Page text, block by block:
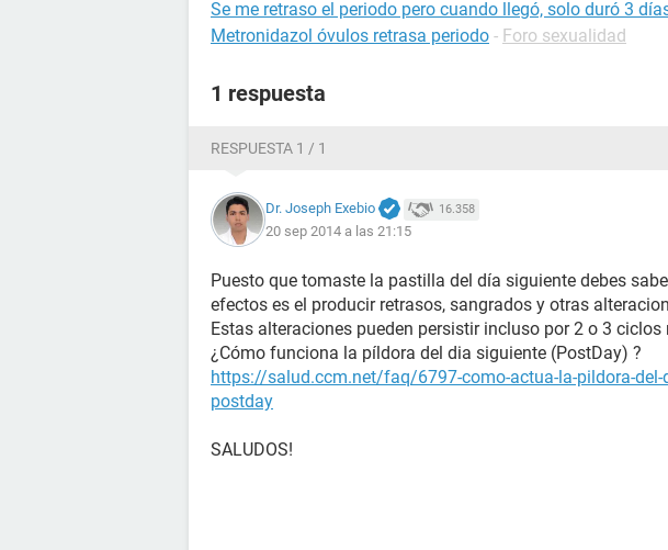
Se me retraso el periodo pero cuando llegó, solo duró 3
Metronidazol óvulos retrasa periodo - Foro sexualidad
1 respuesta
RESPUESTA 1 / 1
Dr. Joseph Exebio 16.358
20 sep 2014 a las 21:15
Puesto que tomaste la pastilla del día siguiente debes
efectos es el producir retrasos, sangrados y otras
Estas alteraciones pueden persistir incluso por 2 o 3 ciclos
¿Cómo funciona la píldora del dia siguiente (PostDay) ?
https://salud.ccm.net/faq/6797-como-actua-la-pildora-del-
postday
SALUDOS!